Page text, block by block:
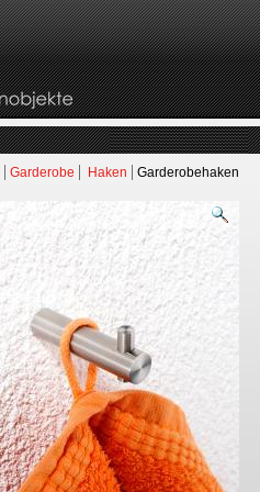
Garderobe Haken Garderobehaken